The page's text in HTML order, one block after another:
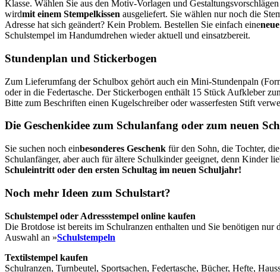
Klasse. Wählen Sie aus den Motiv-Vorlagen und
wirdmit einem Stempelkissen ausgeliefert. Sie wählen nur noch die
Adresse hat sich geändert? Kein Problem. Bestellen Sie einfach eine
Schulstempel im Handumdrehen wieder aktuell und einsatzbereit.
Stundenplan und Stickerbogen
Zum Lieferumfang der Schulbox gehört auch ein Mini-Stundenpaln
oder in die Federtasche. Der Stickerbogen enthält 15 Stück Aufkleber
Bitte zum Beschriften einen Kugelschreiber oder wasserfesten Stift
Die Geschenkidee zum Schulanfang oder zum neuen
Sie suchen noch einbesonderes Geschenk für den Sohn, die Tochter,
Schulanfänger, aber auch für ältere Schulkinder geeignet, denn Kinder
Schuleintritt oder den ersten Schultag im neuen Schuljahr!
Noch mehr Ideen zum Schulstart?
Schulstempel oder Adressstempel online kaufen
Die Brotdose ist bereits im Schulranzen enthalten und Sie benötigen
Auswahl an »Schulstempeln
Textilstempel kaufen
Schulranzen, Turnbeutel, Sportsachen, Federtasche, Bücher, Hefte,